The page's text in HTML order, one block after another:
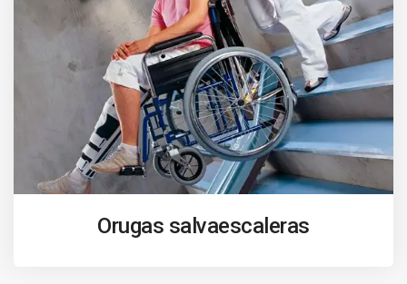
Orugas salvaescaleras